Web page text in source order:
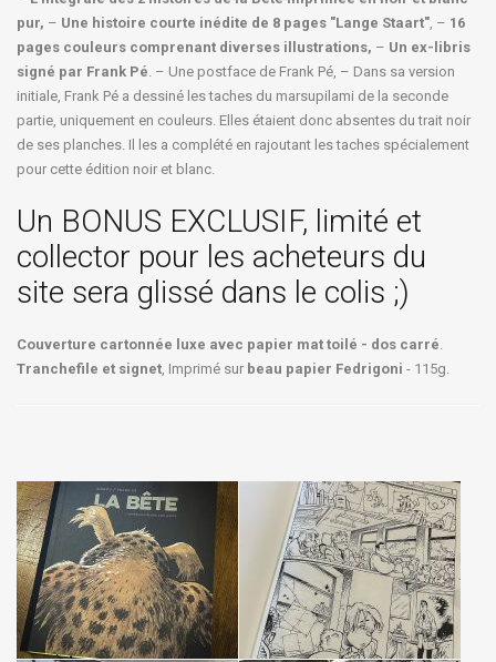
pur, – Une histoire courte inédite de 8 pages "Lange Staart", – 16
pages couleurs comprenant diverses illustrations, – Un ex-libris
signé par Frank Pé. – Une postface de Frank Pé, – Dans sa version
initiale, Frank Pé a dessiné les taches du marsupilami de la seconde
partie, uniquement en couleurs. Elles étaient donc absentes du trait noir
de ses planches. Il les a complété en rajoutant les taches spécialement
pour cette édition noir et blanc.
Un BONUS EXCLUSIF, limité et
collector pour les acheteurs du
site sera glissé dans le colis ;)
Couverture cartonnée luxe avec papier mat toilé - dos carré.
Tranchefile et signet, Imprimé sur beau papier Fedrigoni - 115g.